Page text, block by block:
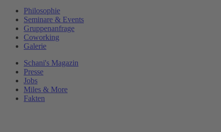
Philosophie
Seminare & Events
Gruppenanfrage
Coworking
Galerie
Schani's Magazin
Presse
Jobs
Miles & More
Fakten